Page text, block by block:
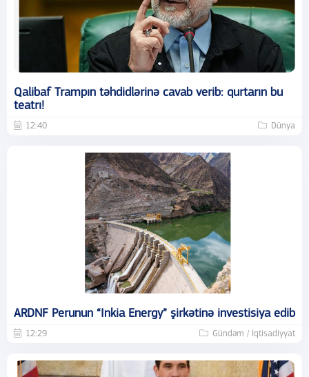
Qalibaf Trampın təhdidlərinə cavab verib: qurtarın bu
teatrı!
12:40 Dünya
ARDNF Perunun “Inkia Energy” şirkətinə investisiya edib
12:29 Gündəm / İqtisadiyyat